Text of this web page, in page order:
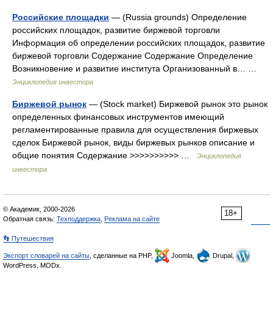
Российские площадки — (Russia grounds) Определение
российских площадок, развитие биржевой торговли
Информация об определении российских площадок, развитие
биржевой торговли Содержание Содержание Определение
Возникновение и развитие института Организованный в… …
Энциклопедия инвестора
Биржевой рынок — (Stock market) Биржевой рынок это рынок
определенных финансовых инструментов имеющий
регламентированные правила для осуществления биржевых
сделок Биржевой рынок, виды биржевых рынков описание и
общие понятия Содержание >>>>>>>>>> …
Энциклопедия
инвестора
18+
© Академик, 2000-2026
Обратная связь: Техподдержка Реклама на сайте
👣 Путешествия
Экспорт словарей на сайты , сделанные на PHP, Joomla,
Drupal,
WordPress, MODx.